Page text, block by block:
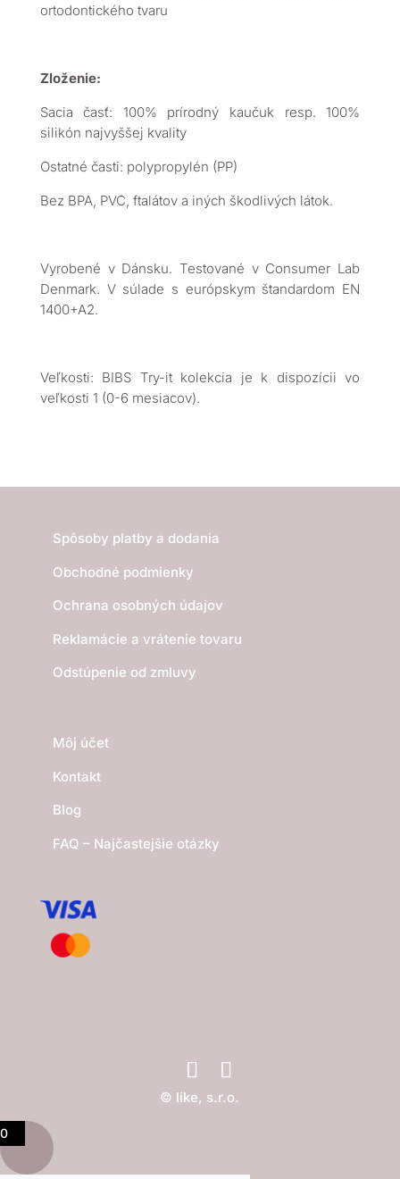
ortodontického tvaru
Zloženie:
Sacia časť: 100% prírodný kaučuk resp. 100%
silikón najvyššej kvality
Ostatné časti: polypropylén (PP)
Bez BPA, PVC, ftalátov a iných škodlivých látok.
Vyrobené v Dánsku. Testované v Consumer Lab
Denmark. V súlade s európskym štandardom EN
1400+A2.
Veľkosti: BIBS Try-it kolekcia je k dispozícii vo
veľkosti 1 (0-6 mesiacov).
Spôsoby platby a dodania
Obchodné podmienky
Ochrana osobných údajov
Reklamácie a vrátenie tovaru
Odstúpenie od zmluvy
Môj účet
Kontakt
Blog
FAQ – Najčastejšie otázky
© like, s.r.o.
0